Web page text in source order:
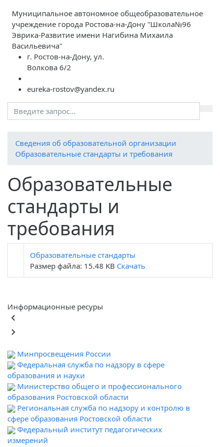
Муниципальное автономное общеобразовательное
учреждение города Ростова-на-Дону "Школа№96
Эврика-Развитие имени Нагибина Михаила
Васильевича"
г. Ростов-на-Дону, ул.
Волкова 6/2
eureka-rostov@yandex.ru
Cведения об образовательной организации
Образовательные стандарты и требования
Образовательные
стандарты и
требования
Образовательные стандарты
Размер файла: 15.48 KB Скачать
Информационные ресуры
keyboard_arrow_left
keyboard_arrow_right
Минпросвещения России
Федеральная служба по надзору в сфере
образования и науки
Министерство общего и профессионального
образования Ростовской области
Региональная служба по надзору и контролю в
сфере образования Ростовской области
Федеральный институт педагогических
измерений